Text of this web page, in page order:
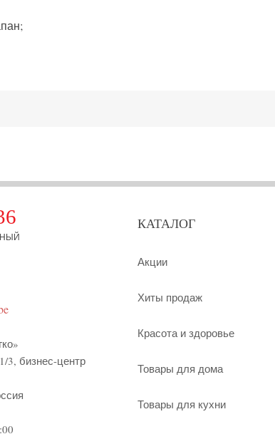
3, бизнес-центр
КАТАЛОГ
Акции
Хиты продаж
Красота и здоровье
Товары для дома
Товары для кухни